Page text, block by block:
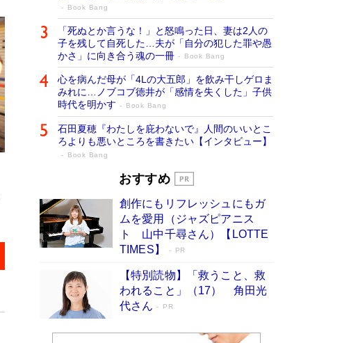
Book Bang
「死ぬとか言うな！」と怒鳴った日、妻は2人の
子を残して自死した…夫が「自分の犯した罪や愚
かさ」に向き合う魂の一冊
Book Bang
心を病んだ母が「4Lの大五郎」を飲み干しゲロま
みれに…ノブコブ徳井が「感情を失くした」子供
時代を明かす
Book Bang
石田夏穂『わたしを庇わないで』人間のいいとこ
ろよりも悪いところを書きたい【インタビュー】
Book Bang
「叱って伸びるやつは、褒めたらもっと伸
た“人を育てるコツ”…芸への考え方を明か
す
Book Bang
「『火垂るの墓』は、大嘘である」原作者が抱き
続けた“自責の念”とは…「自己憐憫は描きたくな
い」監督が徹底的にこだわったこと（後編） #
戦争の記憶
Book Bang
美輪明宏 晩年の回答を集めた『ほほえんで生き
るための人生相談』がランクイン［エンターテイ
メントベストセラー］
Book Bang
おすすめ
創作にもリフレッシュにもガ
ムを愛用（ジャズピアニス
ト 山中千尋さん）【LOTTE
TIMES】
PR
【特別読物】「救うこと、救
われること」（17） 角田光
代さん
PR